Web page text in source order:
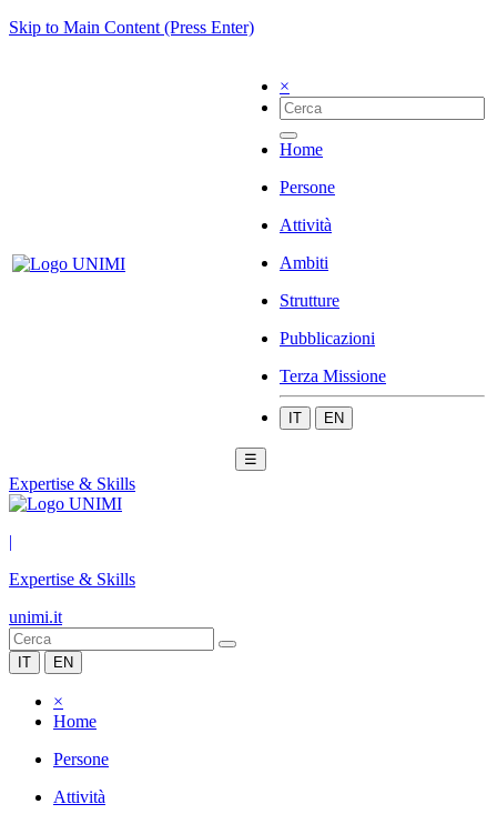
Skip to Main Content (Press Enter)
×
Home
Persone
Attività
Ambiti
Strutture
Pubblicazioni
Terza Missione
IT EN
☰
Expertise & Skills
|
Expertise & Skills
unimi.it
IT EN
×
Home
Persone
Attività